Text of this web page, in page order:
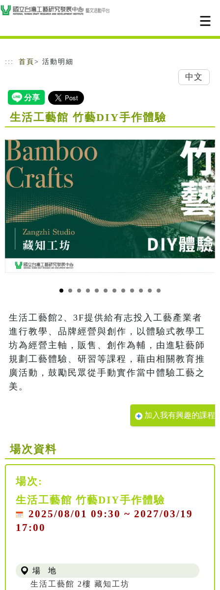
跳到主要內容
網站導覽
::: 首頁 > 活動明細
中文
生活工藝館 竹藝DIY手作體驗
生活工藝館2、3F提供給有志投入工藝產業者
進行教學、品牌經營與創作，以體驗式教學工
坊為經營主軸，販售、創作為輔，由進駐藝師
規劃工藝體驗、研習等課程，藉由相關教育推
廣活動，鼓勵民眾從手動實作當中體驗工藝之
美。
加入我有興趣的課程
場次資料
場次:
生活工藝館 竹藝DIY手作體驗
2025/08/01 09:30 ~ 2027/03/19
17:00
場 地
生活工藝館 2樓 藏知工坊